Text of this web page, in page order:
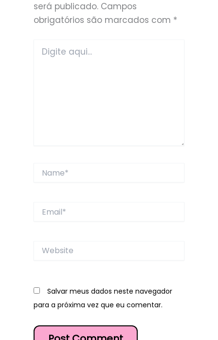
será publicado. Campos
obrigatórios são marcados com *
aqui...
Website
Salvar meus dados neste navegador
para a próxima vez que eu comentar.